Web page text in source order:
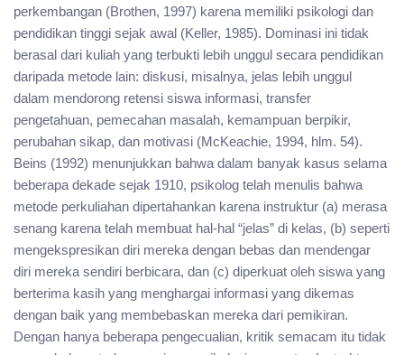
perkembangan (Brothen, 1997) karena memiliki psikologi dan
pendidikan tinggi sejak awal (Keller, 1985). Dominasi ini tidak
berasal dari kuliah yang terbukti lebih unggul secara pendidikan
daripada metode lain: diskusi, misalnya, jelas lebih unggul
dalam mendorong retensi siswa informasi, transfer
pengetahuan, pemecahan masalah, kemampuan berpikir,
perubahan sikap, dan motivasi (McKeachie, 1994, hlm. 54).
Beins (1992) menunjukkan bahwa dalam banyak kasus selama
beberapa dekade sejak 1910, psikolog telah menulis bahwa
metode perkuliahan dipertahankan karena instruktur (a) merasa
senang karena telah membuat hal-hal “jelas” di kelas, (b) seperti
mengekspresikan diri mereka dengan bebas dan mendengar
diri mereka sendiri berbicara, dan (c) diperkuat oleh siswa yang
berterima kasih yang menghargai informasi yang dikemas
dengan baik yang membebaskan mereka dari pemikiran.
Dengan hanya beberapa pengecualian, kritik semacam itu tidak